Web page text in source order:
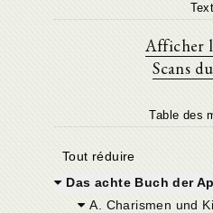
Text
Afficher
Scans
Table des
Tout réduire
Das achte Buch der
A. Charismen und